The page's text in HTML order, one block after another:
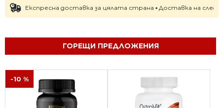
Експресна доставка за цялата страна ▪ Доставка на
ГОРЕЩИ ПРЕДЛОЖЕНИЯ
-10 %